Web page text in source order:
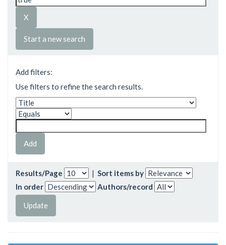
Start a new search
Add filters:
Use filters to refine the search results.
Results/Page | Sort items by
In order
Authors/record